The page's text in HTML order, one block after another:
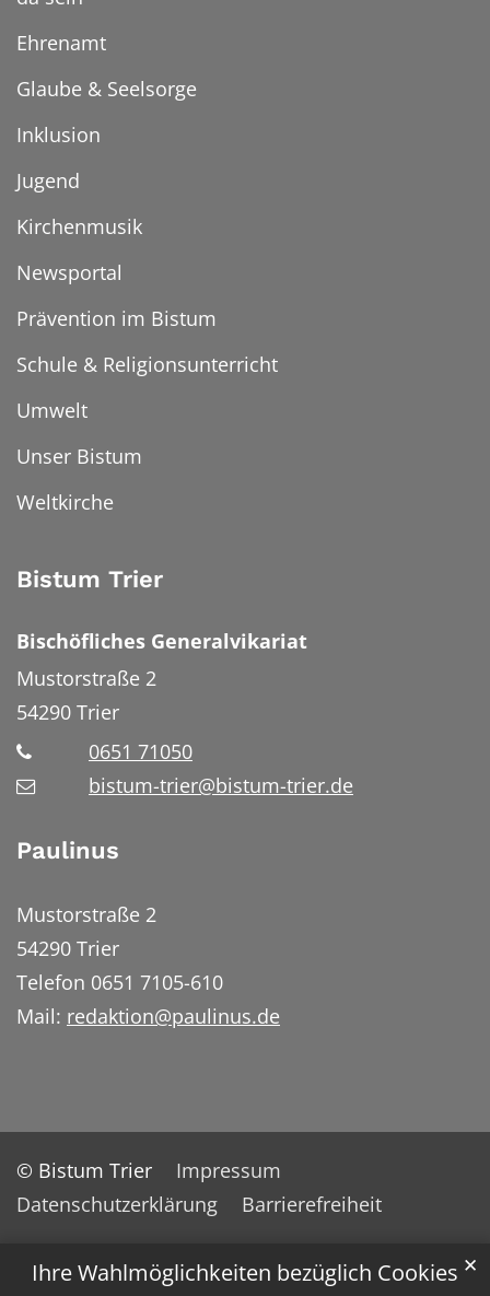
Ihre Wahlmöglichkeiten bezüglich Cookies ✕
Ehrenamt
Glaube & Seelsorge
Inklusion
Jugend
Kirchenmusik
Newsportal
Prävention im Bistum
Schule & Religionsunterricht
Umwelt
Unser Bistum
Weltkirche
Bistum Trier
Bischöfliches Generalvikariat
Mustorstraße 2
54290 Trier
0651 71050
bistum-trier@bistum-trier.de
Paulinus
Mustorstraße 2
54290 Trier
Telefon 0651 7105-610
Mail: redaktion@paulinus.de
© Bistum Trier
Impressum
Datenschutzerklärung
Barrierefreiheit